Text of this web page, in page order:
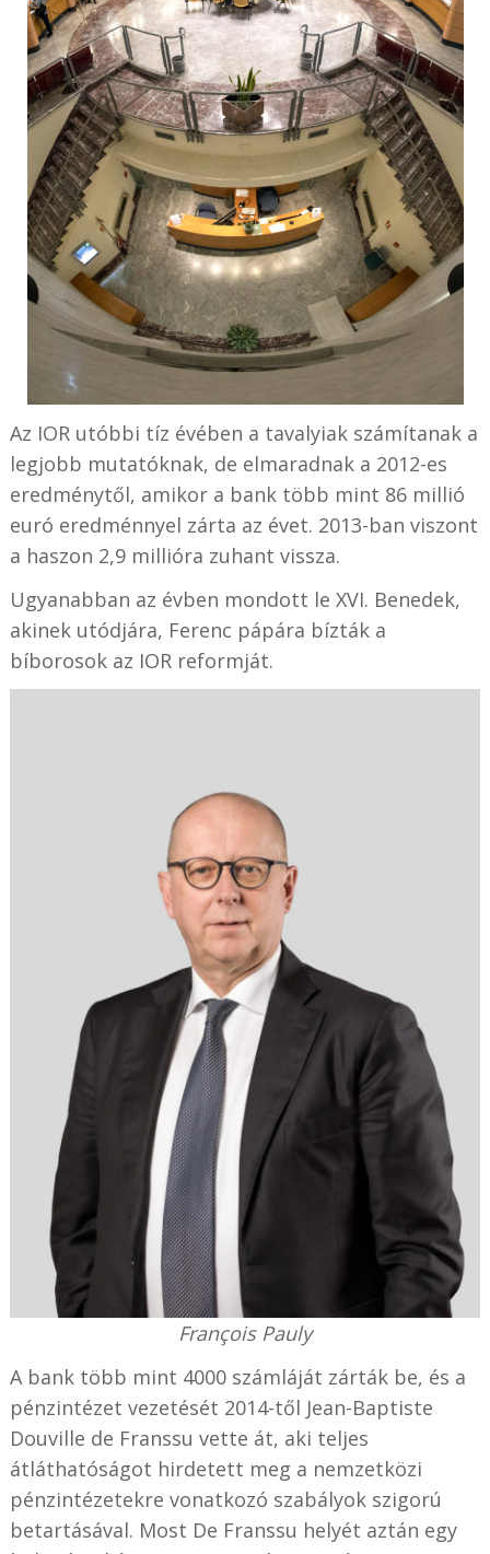
Az IOR utóbbi tíz évében a tavalyiak számítanak a
legjobb mutatóknak, de elmaradnak a 2012-es
eredménytől, amikor a bank több mint 86 millió
euró eredménnyel zárta az évet. 2013-ban viszont
a haszon 2,9 millióra zuhant vissza.
Ugyanabban az évben mondott le XVI. Benedek,
akinek utódjára, Ferenc pápára bízták a
bíborosok az IOR reformját.
François Pauly
A bank több mint 4000 számláját zárták be, és a
pénzintézet vezetését 2014-től Jean-Baptiste
Douville de Franssu vette át, aki teljes
átláthatóságot hirdetett meg a nemzetközi
pénzintézetekre vonatkozó szabályok szigorú
betartásával. Most De Franssu helyét aztán egy